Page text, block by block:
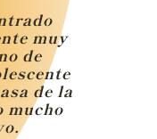
muy
de
de la
mucho